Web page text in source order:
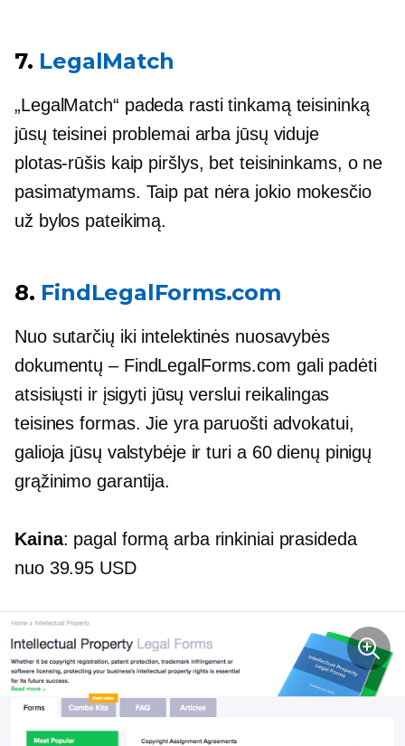
7. LegalMatch
„LegalMatch“ padeda rasti tinkamą teisininką
jūsų teisinei problemai arba jūsų viduje
plotas-rūšiskaip piršlys, bet teisininkams, o ne
pasimatymams. Taip pat nėra jokio mokesčio
už bylos pateikimą.
8. FindLegalForms.com
Nuo sutarčių iki intelektinės nuosavybės
dokumentų – FindLegalForms.com gali padėti
atsisiųsti ir įsigyti jūsų verslui reikalingas
teisines formas. Jie yra paruošti advokatui,
galioja jūsų valstybėje ir turi a 60 dienų pinigų
grąžinimo garantija.
Kaina: pagal formą arba rinkiniai prasideda
nuo 39.95 USD